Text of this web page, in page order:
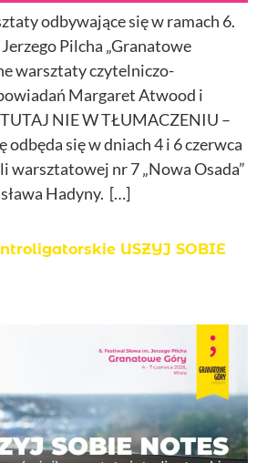
odbywające się w ramach 6.
Pilcha „Granatowe
warsztaty czytelniczo-
Margaret Atwood i
TUTAJ NIE W TŁUMACZENIU –
odbęda się w dniach 4 i 6 czerwca
warsztatowej nr 7 „Nowa Osada”
Hadyny. […]
USZYJ SOBIE